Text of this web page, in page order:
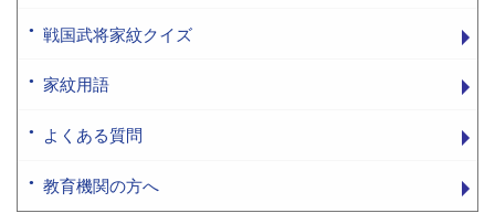
戦国武将家紋クイズ
家紋用語
よくある質問
教育機関の方へ